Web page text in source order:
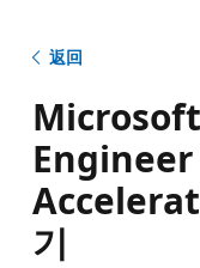
返回
Engineer
기